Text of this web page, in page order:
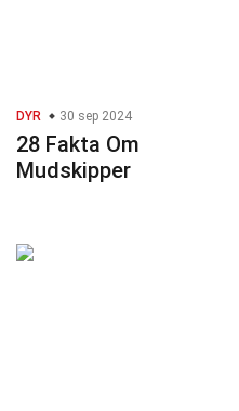
DYR 30 sep 2024
28 Fakta Om
Mudskipper